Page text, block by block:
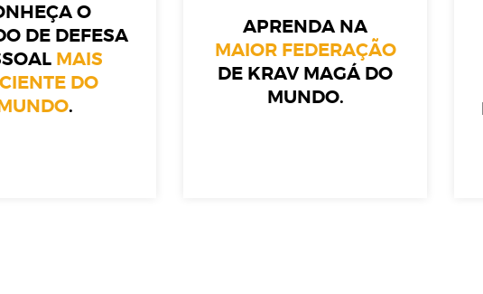
O
DE DEFESA
MAIS
DO
.
APRENDA NA
MAIOR FEDERAÇÃO
DE KRAV MAGÁ DO
MUNDO.